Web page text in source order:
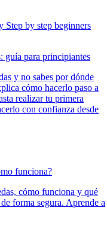
guía para principiantes
y no sabes por dónde
cómo hacerlo paso a
realizar tu primera
con confianza desde
funciona?
cómo funciona y qué
forma segura. Aprende a